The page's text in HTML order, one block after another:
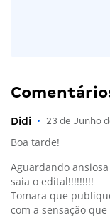
Didi • 23 de Junho
Boa tarde!
Aguardando
saia o edital!!!!!!!!!
Tomara que
com a sensação